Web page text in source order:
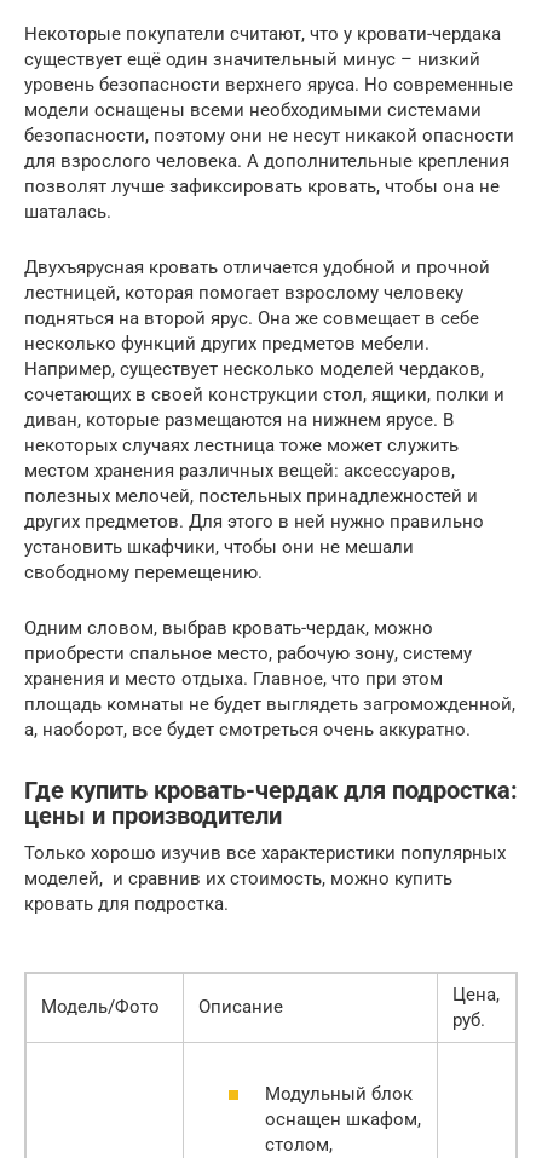
Некоторые покупатели считают, что у кровати-чердака
существует ещё один значительный минус – низкий
уровень безопасности верхнего яруса. Но современные
модели оснащены всеми необходимыми системами
безопасности, поэтому они не несут никакой опасности
для взрослого человека. А дополнительные крепления
позволят лучше зафиксировать кровать, чтобы она не
шаталась.
Двухъярусная кровать отличается удобной и прочной
лестницей, которая помогает взрослому человеку
подняться на второй ярус. Она же совмещает в себе
несколько функций других предметов мебели.
Например, существует несколько моделей чердаков,
сочетающих в своей конструкции стол, ящики, полки и
диван, которые размещаются на нижнем ярусе. В
некоторых случаях лестница тоже может служить
местом хранения различных вещей: аксессуаров,
полезных мелочей, постельных принадлежностей и
других предметов. Для этого в ней нужно правильно
установить шкафчики, чтобы они не мешали
свободному перемещению.
Одним словом, выбрав кровать-чердак, можно
приобрести спальное место, рабочую зону, систему
хранения и место отдыха. Главное, что при этом
площадь комнаты не будет выглядеть загроможденной,
а, наоборот, все будет смотреться очень аккуратно.
Где купить кровать-чердак для подростка:
цены и производители
Только хорошо изучив все характеристики популярных
моделей, и сравнив их стоимость, можно купить
кровать для подростка.
Модель/Фото Описание
Цена,
руб.
Модульный блок
оснащен шкафом,
столом,